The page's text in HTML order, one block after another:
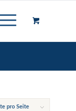
pro Seite